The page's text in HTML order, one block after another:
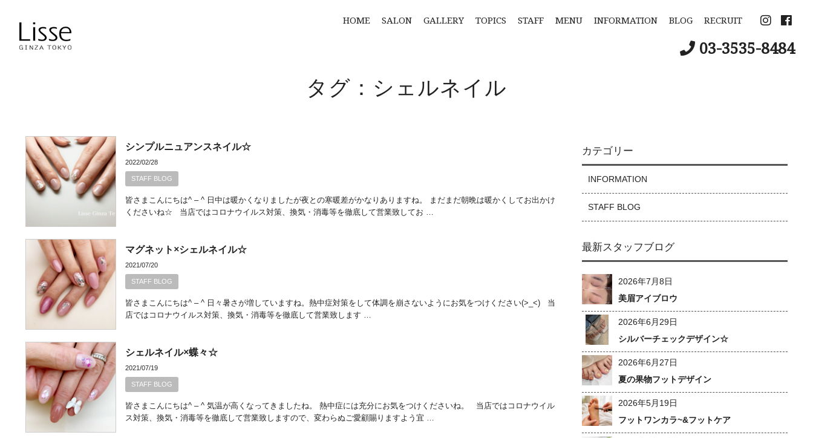
HOME SALON GALLERY TOPICS STAFF MENU INFORMATION BLOG RECRUIT
03-3535-8484
タグ：シェルネイル
シンプルニュアンスネイル☆
2022/02/28
STAFF BLOG
皆さまこんにちは^ – ^ 日中は暖かくなりましたが夜との寒暖差がかなりありますね。 まだまだ朝晩は暖かくしてお出かけ
くださいね☆ 当店ではコロナウイルス対策、換気・消毒等を徹底して営業致してお …
マグネット×シェルネイル☆
2021/07/20
STAFF BLOG
皆さまこんにちは^ – ^ 日々暑さが増していますね。熱中症対策をして体調を崩さないようにお気をつけください(>_<) 当
店ではコロナウイルス対策、換気・消毒等を徹底して営業致します …
シェルネイル×蝶々☆
2021/07/19
STAFF BLOG
皆さまこんにちは^ – ^ 気温が高くなってきましたね。 熱中症には充分にお気をつけくださいね。 当店ではコロナウイル
ス対策、換気・消毒等を徹底して営業致しますので、変わらぬご愛顧賜りますよう宜 …
カテゴリー
INFORMATION
STAFF BLOG
最新スタッフブログ
2026年7月8日
美眉アイブロウ
2026年6月29日
シルバーチェックデザイン☆
2026年6月27日
夏の果物フットデザイン
2026年5月19日
フットワンカラ~&フットケア